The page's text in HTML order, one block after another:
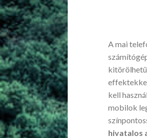
A mai
kell
mobilok
hivatalos